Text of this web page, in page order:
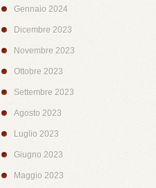
Gennaio 2024
Dicembre 2023
Novembre 2023
Ottobre 2023
Settembre 2023
Agosto 2023
Luglio 2023
Giugno 2023
Maggio 2023